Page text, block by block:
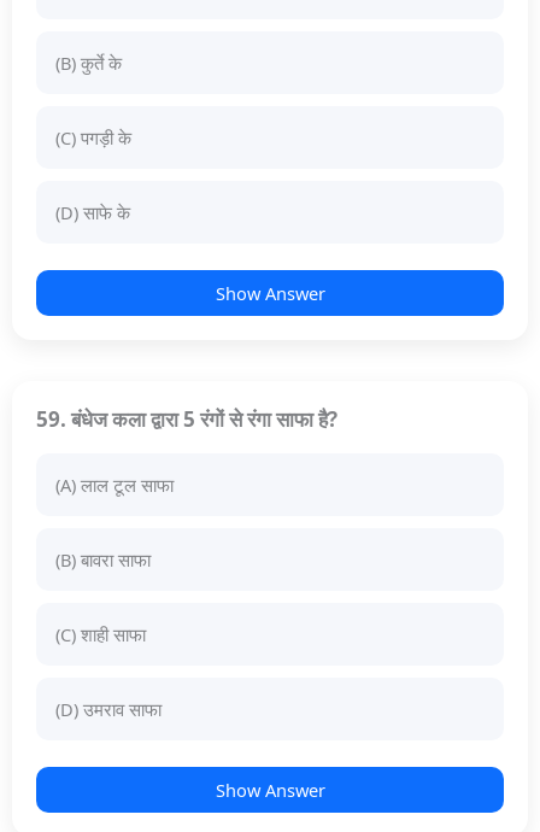
(B) कुर्ते के
(C) पगड़ी के
(D) साफे के
Show Answer
59. बंधेज कला द्वारा 5 रंगों से रंगा साफा है?
(A) लाल टूल साफा
(B) बावरा साफा
(C) शाही साफा
(D) उमराव साफा
Show Answer